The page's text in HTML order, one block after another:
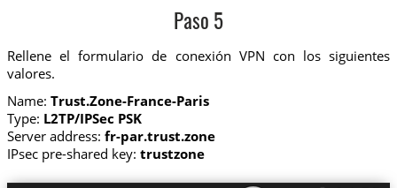
Paso 5
Rellene el formulario de conexión VPN con los siguientes
valores.
Name: Trust.Zone-France-Paris
Type: L2TP/IPSec PSK
Server address: fr-par.trust.zone
IPsec pre-shared key: trustzone